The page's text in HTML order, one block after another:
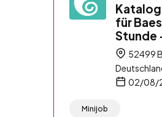
für
Stunde
52499
02/08/
Minijob